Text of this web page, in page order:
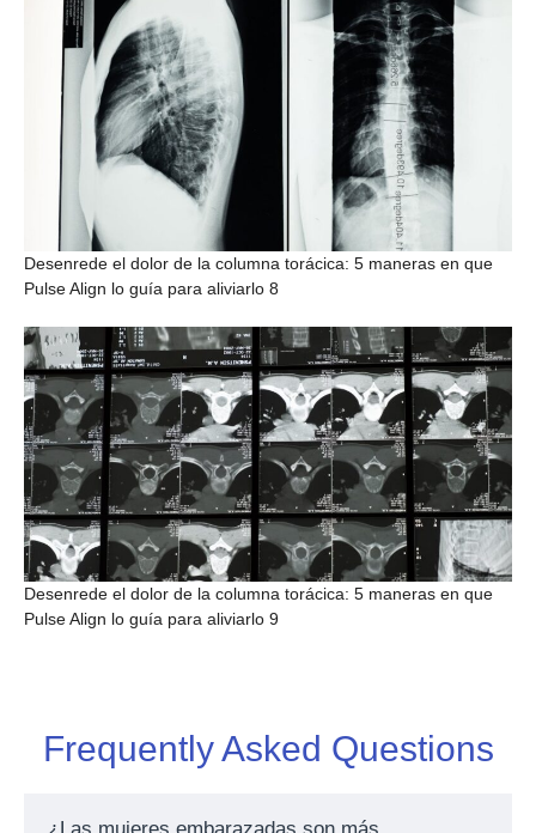
Desenrede el dolor de la columna torácica: 5 maneras en que
Pulse Align lo guía para aliviarlo 8
Desenrede el dolor de la columna torácica: 5 maneras en que
Pulse Align lo guía para aliviarlo 9
Frequently Asked Questions